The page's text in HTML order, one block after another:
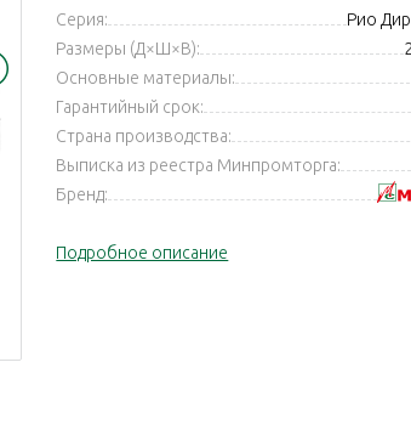
Серия:
Рио
Размеры (Д×Ш×В):
Основные материалы:
Гарантийный срок:
Страна производства:
Выписка из реестра Минпромторга:
Бренд:
Подробное описание